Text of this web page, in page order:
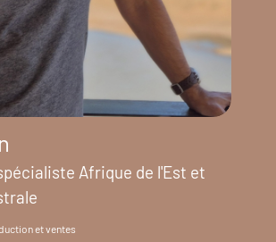
Afrique de l'Est et
et ventes